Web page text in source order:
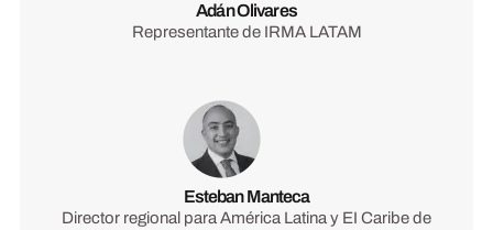
Adán Olivares
Representante de IRMA LATAM
Esteban Manteca
Director regional para América Latina y EI Caribe de